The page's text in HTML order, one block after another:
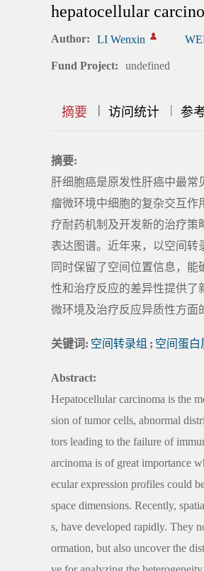
hepatocellular
Author: LI Wenxin
Fund Project: undefined
摘要 || 访问统计 | 参
摘要:
肝细胞癌是原发性肝癌中最
瘤微环境中细胞的复杂交互作
疗耐药机制及开发新的治疗策
表达图谱。近年来，以空间
同时保留了空间位置信息，
性和治疗反应的差异性提供了
微环境及治疗反应异质性方面
关键词: 空间转录组 ; 空间蛋白
Abstract:
Hepatocellular carcinoma is the
sion of tumor cells, abnormal
tors leading to the failure of
arcinoma is of great importance
ecular expression profiles could
space dimensions. Recently,
s, have developed rapidly. They
ormation, but also uncover the